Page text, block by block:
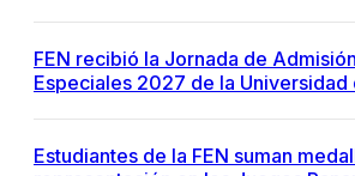
FEN recibió la Jornada de
Especiales 2027 de la Universidad
Estudiantes de la FEN suman